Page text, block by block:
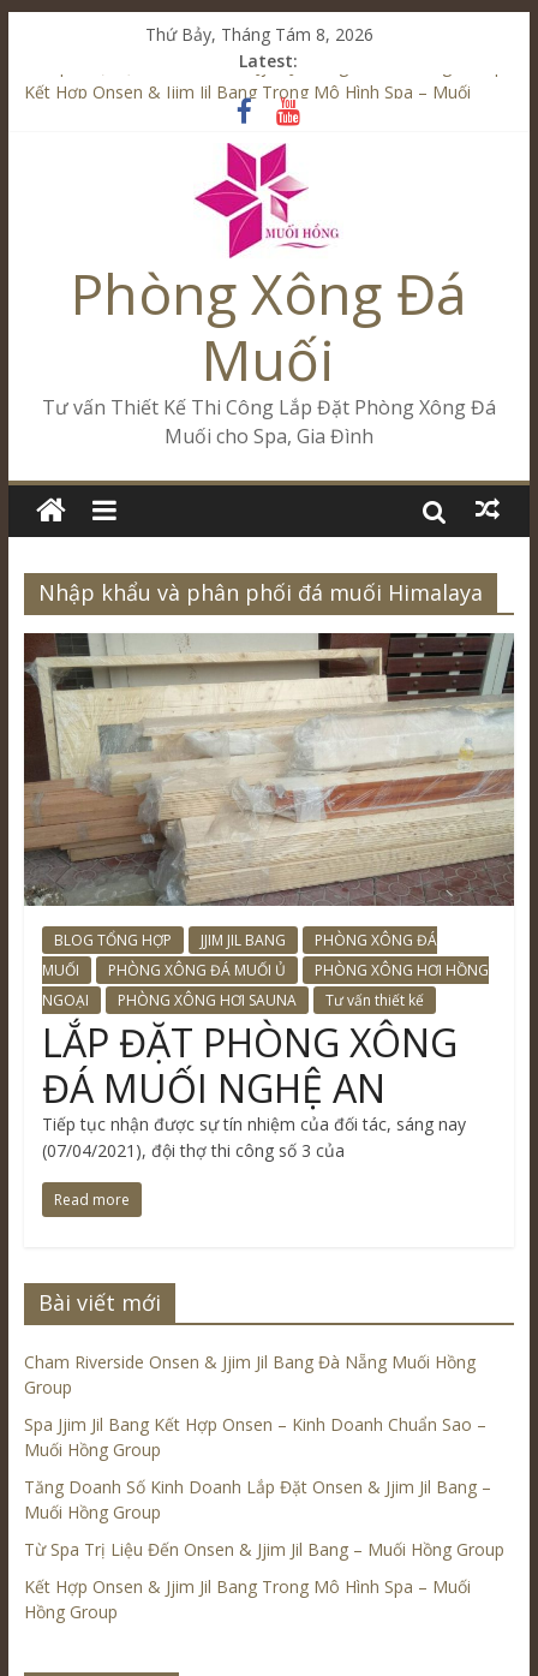
Thứ Bảy, Tháng Tám 8, 2026
Latest:
Từ Spa Trị Liệu Đến Onsen & Jjim Jil Bang – Muối Hồng Group
Kết Hợp Onsen & Jjim Jil Bang Trong Mô Hình Spa – Muối
Cham Riverside Onsen & Jjim Jil Bang Đà Nẵng Muối Hồng
Spa Jjim Jil Bang Kết Hợp Onsen – Kinh Doanh Chuẩn Sao –
Tăng Doanh Số Kinh Doanh Lắp Đặt Onsen & Jjim Jil Bang –
Muối Hồng Group
Phòng Xông Đá
Muối
Tư vấn Thiết Kế Thi Công Lắp Đặt Phòng Xông Đá
Muối cho Spa, Gia Đình
Nhập khẩu và phân phối đá muối Himalaya
BLOG TỔNG HỢP JJIM JIL BANG
PHÒNG XÔNG ĐÁ
MUỐI
PHÒNG XÔNG ĐÁ MUỐI Ủ
PHÒNG XÔNG HƠI HỒNG
NGOẠI
PHÒNG XÔNG HƠI SAUNA Tư vấn thiết kế
LẮP ĐẶT PHÒNG XÔNG
ĐÁ MUỐI NGHỆ AN
Tiếp tục nhận được sự tín nhiệm của đối tác, sáng nay
(07/04/2021), đội thợ thi công số 3 của
Read more
Bài viết mới
Cham Riverside Onsen & Jjim Jil Bang Đà Nẵng Muối Hồng
Group
Spa Jjim Jil Bang Kết Hợp Onsen – Kinh Doanh Chuẩn Sao –
Muối Hồng Group
Tăng Doanh Số Kinh Doanh Lắp Đặt Onsen & Jjim Jil Bang –
Muối Hồng Group
Từ Spa Trị Liệu Đến Onsen & Jjim Jil Bang – Muối Hồng Group
Kết Hợp Onsen & Jjim Jil Bang Trong Mô Hình Spa – Muối
Hồng Group